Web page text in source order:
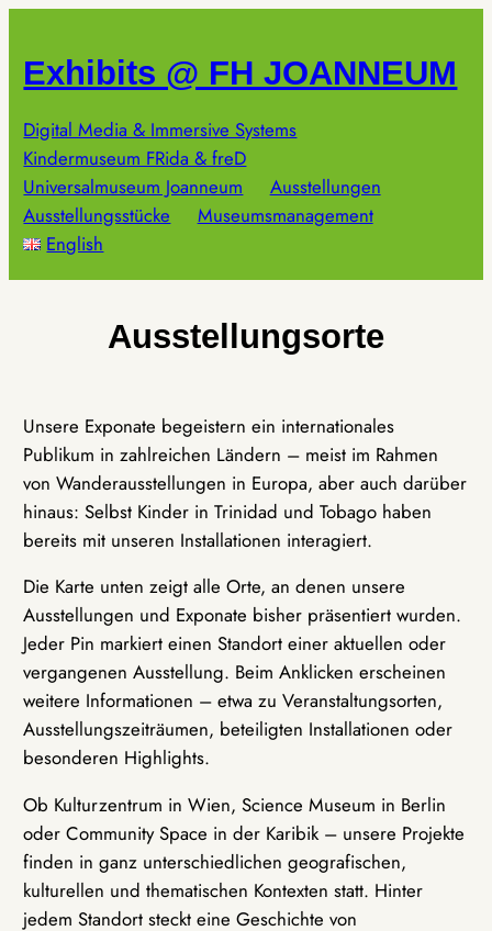
springen
Exhibits @ FH JOANNEUM
Digital Media & Immersive Systems
Kindermuseum FRida & freD
Universalmuseum Joanneum
Ausstellungen
Ausstellungsstücke
Museumsmanagement
English
Ausstellungsorte
Unsere Exponate begeistern ein internationales
Publikum in zahlreichen Ländern – meist im Rahmen
von Wanderausstellungen in Europa, aber auch darüber
hinaus: Selbst Kinder in Trinidad und Tobago haben
bereits mit unseren Installationen interagiert.
Die Karte unten zeigt alle Orte, an denen unsere
Ausstellungen und Exponate bisher präsentiert wurden.
Jeder Pin markiert einen Standort einer aktuellen oder
vergangenen Ausstellung. Beim Anklicken erscheinen
weitere Informationen – etwa zu Veranstaltungsorten,
Ausstellungszeiträumen, beteiligten Installationen oder
besonderen Highlights.
Ob Kulturzentrum in Wien, Science Museum in Berlin
oder Community Space in der Karibik – unsere Projekte
finden in ganz unterschiedlichen geografischen,
kulturellen und thematischen Kontexten statt. Hinter
jedem Standort steckt eine Geschichte von